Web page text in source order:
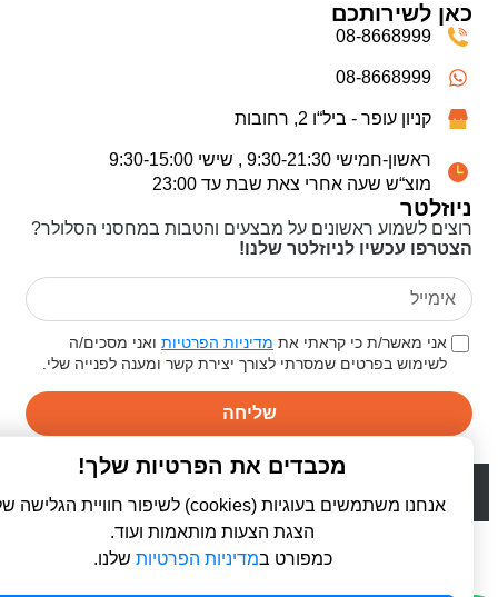
ניוזלטר
רוצים לשמוע ראשונים על מבצעים והטבות במחסני הסלולר?
הצטרפו עכשיו לניוזלטר שלנו!
אני מאשר/ת כי קראתי אתמדיניות הפרטיותואני מסכים/ה
לשימוש בפרטים שמסרתי לצורך יצירת קשר ומענה לפנייה שלי.
שליחה
כאן לשירותכם
08-8668999
08-8668999
קניון עופר - ביל“ו 2, רחובות
ראשון-חמישי 9:30-21:30 , שישי 9:30-15:00
מוצ“ש שעה אחרי צאת שבת עד 23:00
WebDigital | וובדיגיטל - עיצוב ובניית אתרים
מכבדים את הפרטיות שלך!
אנחנו משתמשים בעוגיות (cookies) לשיפור חוויית הגלישה שלך,
הצגת הצעות מותאמות ועוד.
כמפורט במדיניות הפרטיותשלנו.